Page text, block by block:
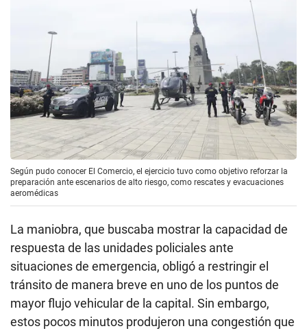
Según pudo conocer El Comercio, el ejercicio tuvo como objetivo reforzar la
preparación ante escenarios de alto riesgo, como rescates y evacuaciones
aeromédicas
La maniobra, que buscaba mostrar la capacidad de
respuesta de las unidades policiales ante
situaciones de emergencia, obligó a restringir el
tránsito de manera breve en uno de los puntos de
mayor flujo vehicular de la capital. Sin embargo,
estos pocos minutos produjeron una congestión que